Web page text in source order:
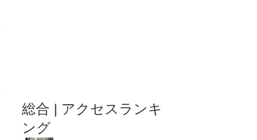
総合 | アクセスランキ
ング